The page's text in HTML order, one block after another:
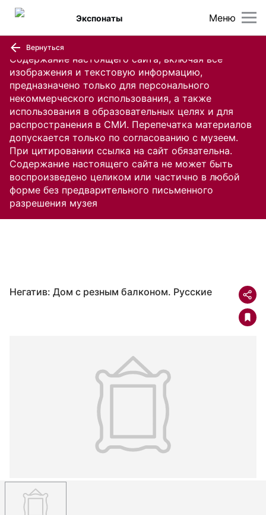
Содержание настоящего сайта, включая все
изображения и текстовую информацию,
предназначено только для персонального
некоммерческого использования, а также
использования в образовательных целях и для
распространения в СМИ. Перепечатка материалов
допускается только по согласованию с музеем.
При цитировании ссылка на сайт обязательна.
Содержание настоящего сайта не может быть
воспроизведено целиком или частично в любой
форме без предварительного письменного
разрешения музея
Меню
Экспонаты
Вернуться
Негатив: Дом с резным балконом. Русские